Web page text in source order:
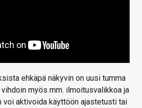
ehkäpä näkyvin on uusi tumma
myös mm. ilmoitusvalikkoa ja
voi aktivoida käyttöön ajastetusti tai